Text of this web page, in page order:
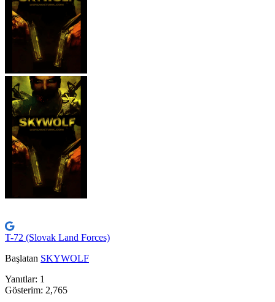
T-72 (Slovak Land Forces)
Başlatan SKYWOLF
Yanıtlar: 1
Gösterim: 2,765